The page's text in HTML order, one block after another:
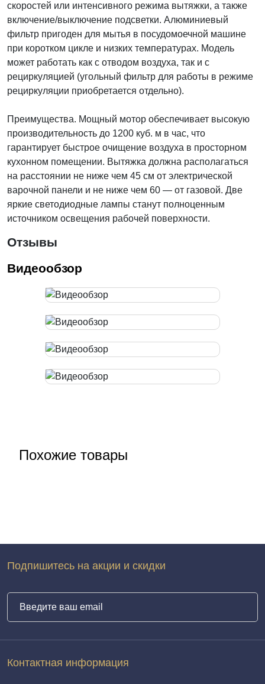
скоростей или интенсивного режима вытяжки, а также
включение/выключение подсветки. Алюминиевый
фильтр пригоден для мытья в посудомоечной машине
при коротком цикле и низких температурах. Модель
может работать как с отводом воздуха, так и с
рециркуляцией (угольный фильтр для работы в режиме
рециркуляции приобретается отдельно).
Преимущества. Мощный мотор обеспечивает высокую
производительность до 1200 куб. м в час, что
гарантирует быстрое очищение воздуха в просторном
кухонном помещении. Вытяжка должна располагаться
на расстоянии не ниже чем 45 см от электрической
варочной панели и не ниже чем 60 — от газовой. Две
яркие светодиодные лампы станут полноценным
источником освещения рабочей поверхности.
Отзывы
Видеообзор
Похожие товары
Контактная информация
Подпишитесь на акции и скидки